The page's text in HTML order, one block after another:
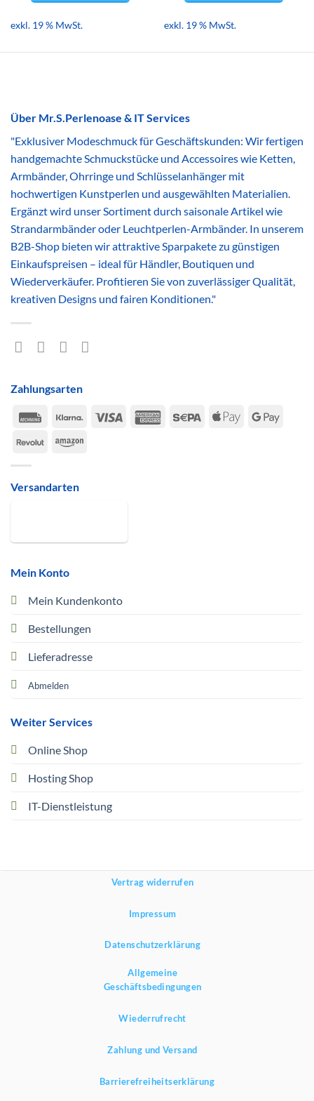
exkl. 19 % MwSt. exkl. 19 % MwSt.
Über Mr.S.Perlenoase & IT Services
"Exklusiver Modeschmuck für Geschäftskunden: Wir fertigen
handgemachte Schmuckstücke und Accessoires wie Ketten,
Armbänder, Ohrringe und Schlüsselanhänger mit
hochwertigen Kunstperlen und ausgewählten Materialien.
Ergänzt wird unser Sortiment durch saisonale Artikel wie
Strandarmbänder oder Leuchtperlen-Armbänder. In unserem
B2B-Shop bieten wir attraktive Sparpakete zu günstigen
Einkaufspreisen – ideal für Händler, Boutiquen und
Wiederverkäufer. Profitieren Sie von zuverlässiger Qualität,
kreativen Designs und fairen Konditionen."
Mein Konto
Mein Kundenkonto
Bestellungen
Lieferadresse
Abmelden
Weiter Services
Online Shop
Hosting Shop
IT-Dienstleistung
Zahlungsarten
Rechung
Klarna Visa
American Sepa
Apple
Google
RevolutAmazon
Versandarten
Vertrag widerrufen
Impressum
Datenschutzerklärung
Allgemeine
Geschäftsbedingungen
Wiederrufrecht
Zahlung und Versand
Barrierefreiheitserklärung